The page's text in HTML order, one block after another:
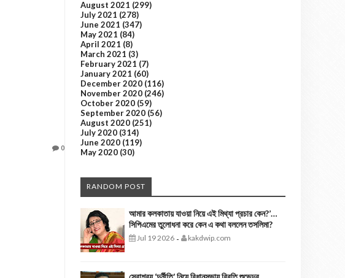
0
August 2021 (299)
July 2021 (278)
June 2021 (347)
May 2021 (84)
April 2021 (8)
March 2021 (3)
February 2021 (7)
January 2021 (60)
December 2020 (116)
November 2020 (246)
October 2020 (59)
September 2020 (56)
August 2020 (251)
July 2020 (314)
June 2020 (119)
May 2020 (30)
RANDOM POST
আমার কলকাতায় যাওয়া নিয়ে এই মিথ্যা প্রচার কেন?’…
সিপিএমের তুলোধনা করে কেন এ কথা বললেন তসলিমা?
Jul 19 2026 - kakdwip.com